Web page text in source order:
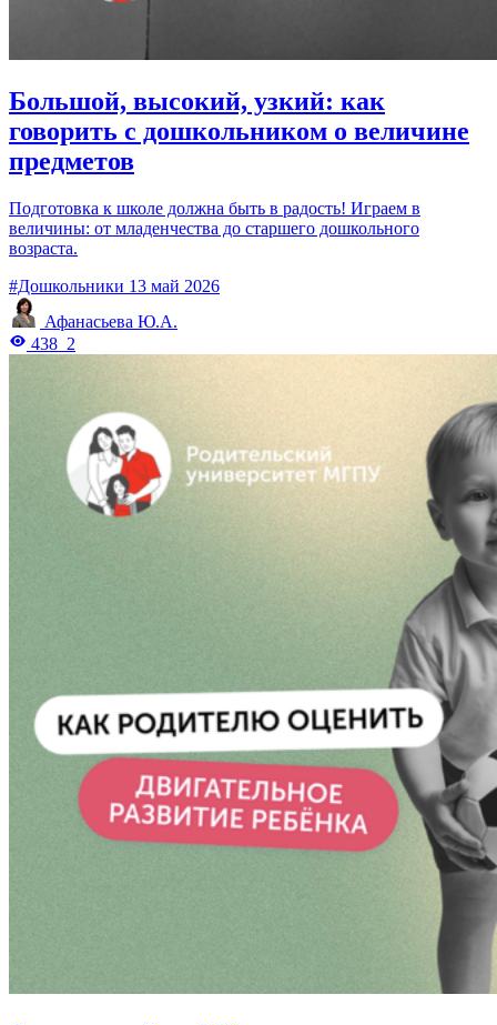
Большой, высокий, узкий: как
говорить с дошкольником о величине
предметов
Подготовка к школе должна быть в радость! Играем в
величины: от младенчества до старшего дошкольного
возраста.
#Дошкольники 13 май 2026
Афанасьева Ю.А.
438 2